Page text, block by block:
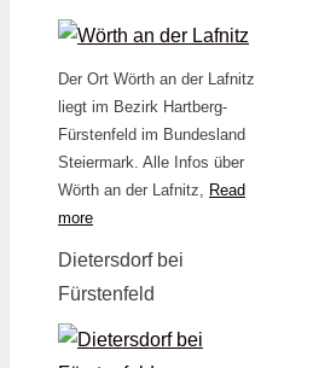
Der Ort Wörth an der Lafnitz
liegt im Bezirk Hartberg-
Fürstenfeld im Bundesland
Steiermark. Alle Infos über
Wörth an der Lafnitz, Read
more
Dietersdorf bei
Fürstenfeld